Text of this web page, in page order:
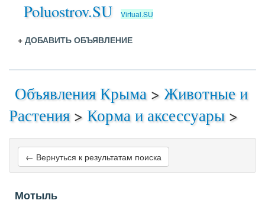
Poluostrov.SU Virtual.SU
+ ДОБАВИТЬ ОБЪЯВЛЕНИЕ
Объявления Крыма > Животные и
Растения > Корма и аксессуары >
← Вернуться к результатам поиска
Мотыль